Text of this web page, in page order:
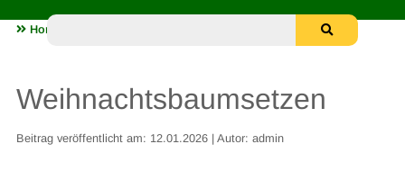
Home Weihnachtsbaumsetzen
Weihnachtsbaumsetzen
Beitrag veröffentlicht am: 12.01.2026 | Autor: admin